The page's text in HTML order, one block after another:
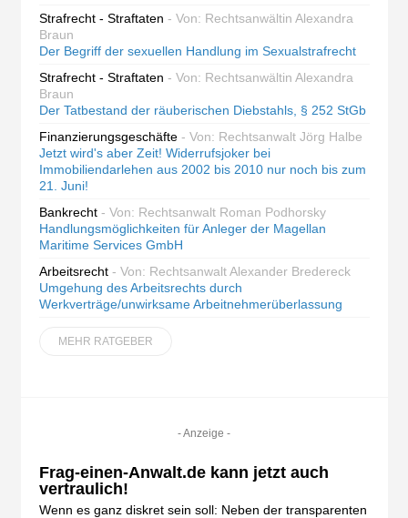
Strafrecht - Straftaten - Von: Rechtsanwältin Alexandra
Braun
Der Begriff der sexuellen Handlung im Sexualstrafrecht
Strafrecht - Straftaten - Von: Rechtsanwältin Alexandra
Braun
Der Tatbestand der räuberischen Diebstahls, § 252 StGb
Finanzierungsgeschäfte - Von: Rechtsanwalt Jörg Halbe
Jetzt wird's aber Zeit! Widerrufsjoker bei
Immobiliendarlehen aus 2002 bis 2010 nur noch bis zum
21. Juni!
Bankrecht - Von: Rechtsanwalt Roman Podhorsky
Handlungsmöglichkeiten für Anleger der Magellan
Maritime Services GmbH
Arbeitsrecht - Von: Rechtsanwalt Alexander Bredereck
Umgehung des Arbeitsrechts durch
Werkverträge/unwirksame Arbeitnehmerüberlassung
MEHR RATGEBER
- Anzeige -
Frag-einen-Anwalt.de kann jetzt auch
vertraulich!
Wenn es ganz diskret sein soll: Neben der transparenten